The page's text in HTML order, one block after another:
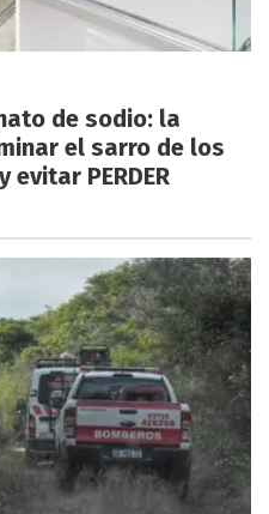
de sodio: la
el sarro de los
PERDER